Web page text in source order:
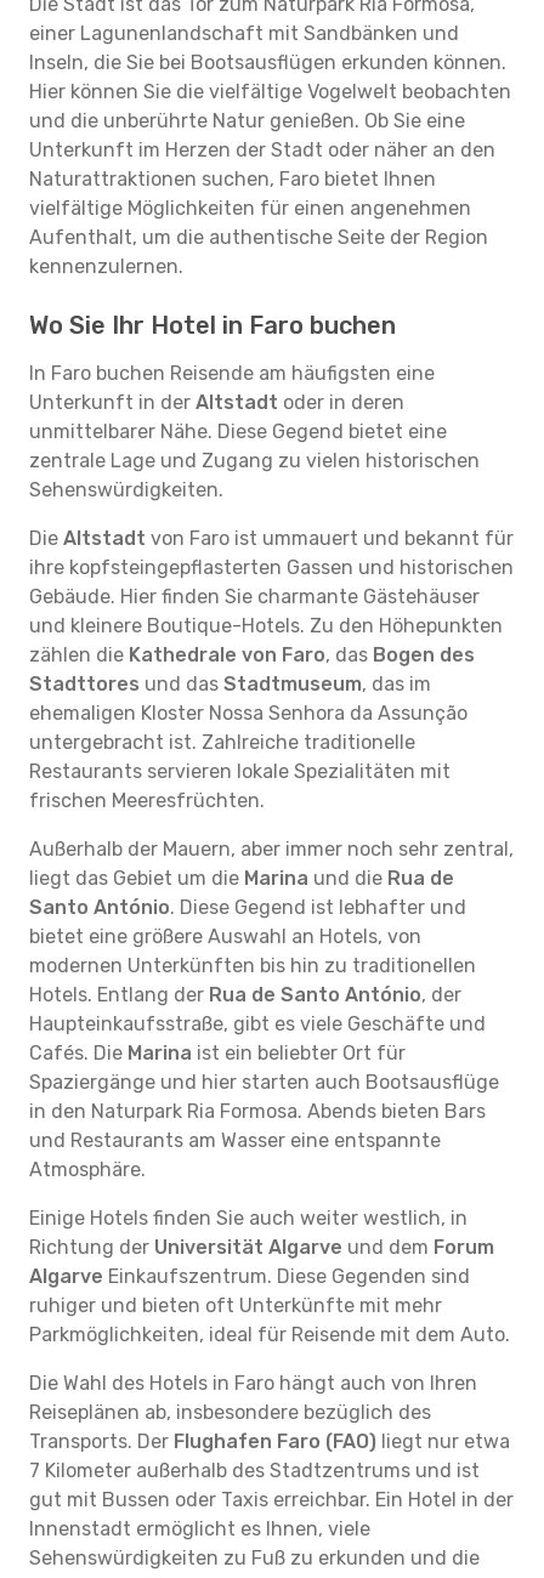
einer Lagunenlandschaft mit Sandbänken und
Inseln, die Sie bei Bootsausflügen erkunden können.
Hier können Sie die vielfältige Vogelwelt beobachten
und die unberührte Natur genießen. Ob Sie eine
Unterkunft im Herzen der Stadt oder näher an den
Naturattraktionen suchen, Faro bietet Ihnen
vielfältige Möglichkeiten für einen angenehmen
Aufenthalt, um die authentische Seite der Region
kennenzulernen.
Wo Sie Ihr Hotel in Faro buchen
In Faro buchen Reisende am häufigsten eine
Unterkunft in der Altstadt oder in deren
unmittelbarer Nähe. Diese Gegend bietet eine
zentrale Lage und Zugang zu vielen historischen
Sehenswürdigkeiten.
Die Altstadt von Faro ist ummauert und bekannt für
ihre kopfsteingepflasterten Gassen und historischen
Gebäude. Hier finden Sie charmante Gästehäuser
und kleinere Boutique-Hotels. Zu den Höhepunkten
zählen die Kathedrale von Faro, das Bogen des
Stadttores und das Stadtmuseum, das im
ehemaligen Kloster Nossa Senhora da Assunção
untergebracht ist. Zahlreiche traditionelle
Restaurants servieren lokale Spezialitäten mit
frischen Meeresfrüchten.
Außerhalb der Mauern, aber immer noch sehr zentral,
liegt das Gebiet um die Marina und die Rua de
Santo António. Diese Gegend ist lebhafter und
bietet eine größere Auswahl an Hotels, von
modernen Unterkünften bis hin zu traditionellen
Hotels. Entlang der Rua de Santo António, der
Haupteinkaufsstraße, gibt es viele Geschäfte und
Cafés. Die Marina ist ein beliebter Ort für
Spaziergänge und hier starten auch Bootsausflüge
in den Naturpark Ria Formosa. Abends bieten Bars
und Restaurants am Wasser eine entspannte
Atmosphäre.
Einige Hotels finden Sie auch weiter westlich, in
Richtung der Universität Algarve und dem Forum
Algarve Einkaufszentrum. Diese Gegenden sind
ruhiger und bieten oft Unterkünfte mit mehr
Parkmöglichkeiten, ideal für Reisende mit dem Auto.
Die Wahl des Hotels in Faro hängt auch von Ihren
Reiseplänen ab, insbesondere bezüglich des
Transports. Der Flughafen Faro (FAO) liegt nur etwa
7 Kilometer außerhalb des Stadtzentrums und ist
gut mit Bussen oder Taxis erreichbar. Ein Hotel in der
Innenstadt ermöglicht es Ihnen, viele
Sehenswürdigkeiten zu Fuß zu erkunden und die